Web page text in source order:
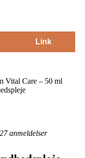
Link
Vital Care – 50 ml
27anmeldelser